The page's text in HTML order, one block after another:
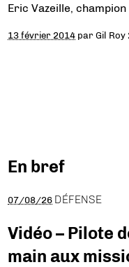
Eric Vazeille,
13 février 2014 parGil Roy
En bref
07/08/26 DÉFENSE
Vidéo – Pilote
main aux